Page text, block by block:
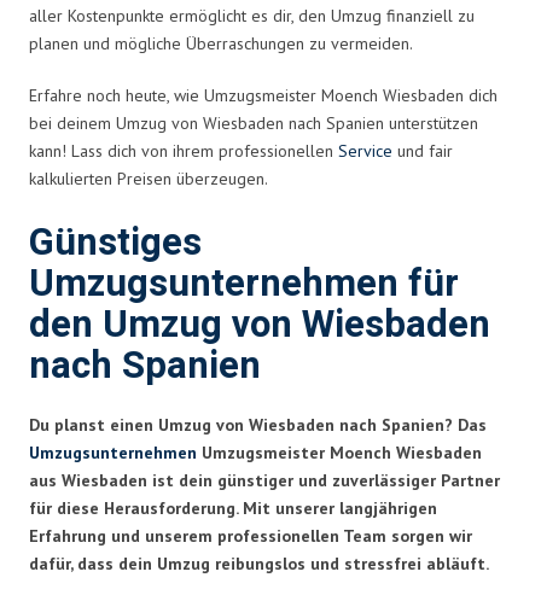
aller Kostenpunkte ermöglicht es dir, den Umzug finanziell zu
planen und mögliche Überraschungen zu vermeiden.
Erfahre noch heute, wie Umzugsmeister Moench Wiesbaden dich
bei deinem Umzug von Wiesbaden nach Spanien unterstützen
kann! Lass dich von ihrem professionellen Service und fair
kalkulierten Preisen überzeugen.
Günstiges
Umzugsunternehmen für
den Umzug von Wiesbaden
nach Spanien
Du planst einen Umzug von Wiesbaden nach Spanien? Das
Umzugsunternehmen Umzugsmeister Moench Wiesbaden
aus Wiesbaden ist dein günstiger und zuverlässiger Partner
für diese Herausforderung. Mit unserer langjährigen
Erfahrung und unserem professionellen Team sorgen wir
dafür, dass dein Umzug reibungslos und stressfrei abläuft.